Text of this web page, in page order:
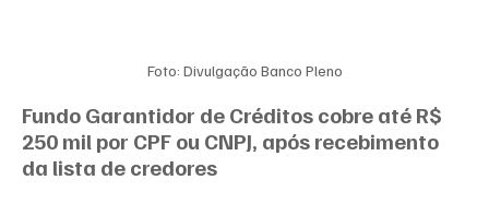
Foto: Divulgação Banco Pleno
Fundo Garantidor de Créditos cobre até R$
250 mil por CPF ou CNPJ, após recebimento
da lista de credores